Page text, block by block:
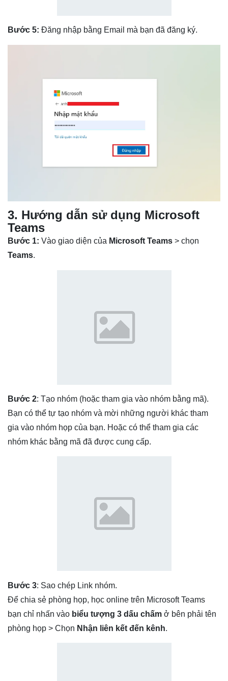
Bước 5: Đăng nhập bằng Email mà bạn đã đăng ký.
3. Hướng dẫn sử dụng Microsoft
Teams
Bước 1: Vào giao diện của Microsoft Teams > chọn
Teams.
Bước 2: Tạo nhóm (hoặc tham gia vào nhóm bằng mã).
Bạn có thể tự tạo nhóm và mời những người khác tham
gia vào nhóm họp của bạn. Hoặc có thể tham gia các
nhóm khác bằng mã đã được cung cấp.
Bước 3: Sao chép Link nhóm.
Để chia sẻ phòng họp, học online trên Microsoft Teams
bạn chỉ nhấn vào biểu tượng 3 dấu chấm ở bên phải tên
phòng họp > Chọn Nhận liên kết đến kênh.